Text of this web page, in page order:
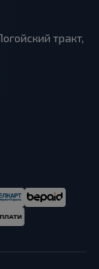
тракт,